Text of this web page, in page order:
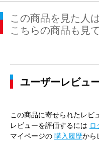
この商品を見た人は
こちらの商品も見
ユーザーレビュ
この商品に寄せられたレビ
レビューを評価するには ロ
マイページの 購入履歴から